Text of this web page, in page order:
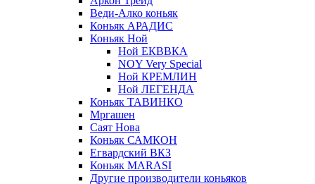
Веди-Алко коньяк
Коньяк АРАДИС
Коньяк Ной
Ной ЕКВВКА
NOY Very Special
Ной КРЕМЛИН
Ной ЛЕГЕНДА
Коньяк ТАВИНКО
Мргашен
Саят Нова
Коньяк САМКОН
Егвардский ВКЗ
Коньяк MARASI
Другие производители коньяков